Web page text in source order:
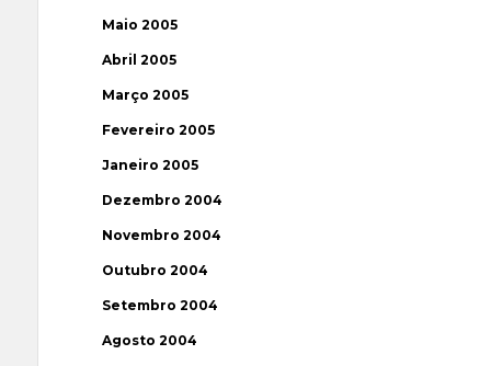
Maio 2005
Abril 2005
Março 2005
Fevereiro 2005
Janeiro 2005
Dezembro 2004
Novembro 2004
Outubro 2004
Setembro 2004
Agosto 2004